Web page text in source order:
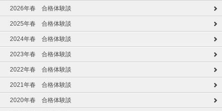
2026年春 合格体験談
2025年春 合格体験談
2024年春 合格体験談
2023年春 合格体験談
2022年春 合格体験談
2021年春 合格体験談
2020年春 合格体験談